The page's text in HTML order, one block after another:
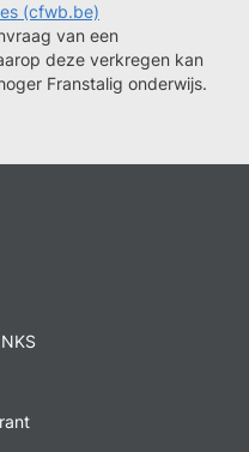
(cfwb.be)
van een
deze verkregen kan
Franstalig onderwijs.